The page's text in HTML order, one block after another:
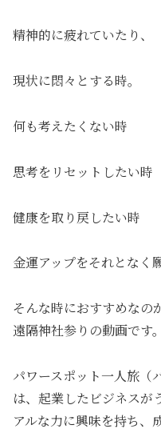
精神的に疲れていたり、
現状に悶々とする時。
何も考えたくない時
思考をリセットしたい時
健康を取り戻したい時
金運アップをそれとなく
そんな時におすすめなのが
遠隔神社参りの動画です。
パワースポット一人旅（
は、起業したビジネスが
アルな力に興味を持ち、